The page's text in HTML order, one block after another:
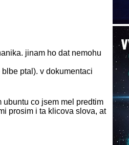
jinam ho dat nemohu
ptal). v dokumentaci
co jsem mel predtim
prosim i ta klicova slova, at